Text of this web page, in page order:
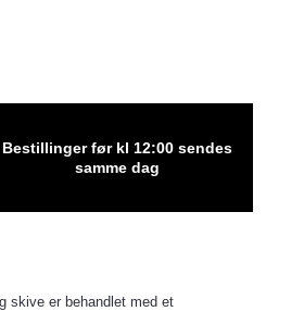
Bestillinger før kl 12:00 sendes
samme dag
skive er behandlet med et